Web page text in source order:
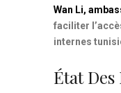
Wan Li,
faciliter
internes
État